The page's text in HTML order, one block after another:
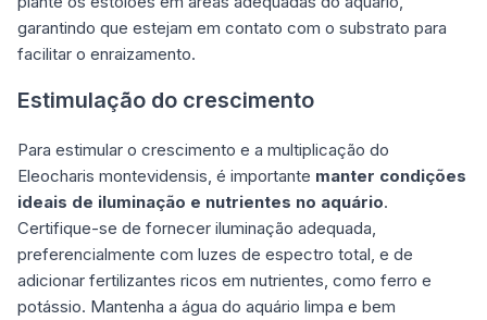
garantindo que estejam em contato com o substrato para
facilitar o enraizamento.
Estimulação do crescimento
Para estimular o crescimento e a multiplicação do
Eleocharis montevidensis, é importante manter condições
ideais de iluminação e nutrientes no aquário.
Certifique-se de fornecer iluminação adequada,
preferencialmente com luzes de espectro total, e de
adicionar fertilizantes ricos em nutrientes, como ferro e
potássio. Mantenha a água do aquário limpa e bem